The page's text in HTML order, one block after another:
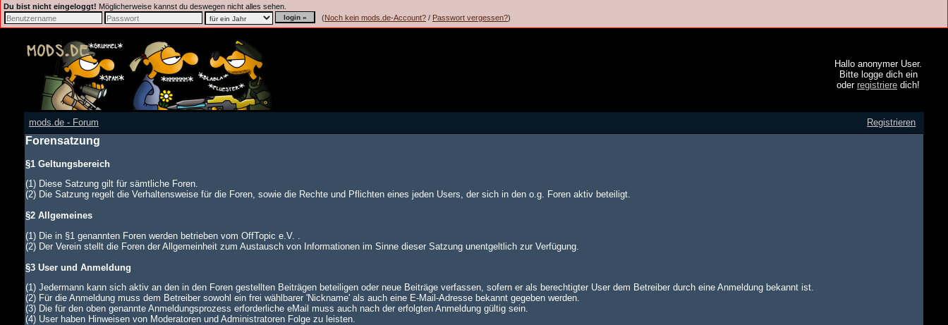
Du bist nicht eingeloggt! Möglicherweise kannst du deswegen nicht alles sehen.
(Noch kein mods.de-Account? / Passwort vergessen?)
Hallo anonymer User.
Bitte logge dich ein
oder registriere dich!
mods.de - Forum Registrieren
Forensatzung
§1 Geltungsbereich
(1) Diese Satzung gilt für sämtliche Foren.
(2) Die Satzung regelt die Verhaltensweise für die Foren, sowie die Rechte und Pflichten eines jeden Users, der sich in den o.g. Foren aktiv beteiligt.
§2 Allgemeines
(1) Die in §1 genannten Foren werden betrieben vom OffTopic e.V. .
(2) Der Verein stellt die Foren der Allgemeinheit zum Austausch von Informationen im Sinne dieser Satzung unentgeltlich zur Verfügung.
§3 User und Anmeldung
(1) Jedermann kann sich aktiv an den in den Foren gestellten Beiträgen beteiligen oder neue Beiträge verfassen, sofern er als berechtigter User dem Betreiber durch eine Anmeldung bekannt ist.
(2) Für die Anmeldung muss dem Betreiber sowohl ein frei wählbarer 'Nickname' als auch eine E-Mail-Adresse bekannt gegeben werden.
(3) Die für den oben genannte Anmeldungsprozess erforderliche eMail muss auch nach der erfolgten Anmeldung gültig sein.
(4) User haben Hinweisen von Moderatoren und Administratoren Folge zu leisten.